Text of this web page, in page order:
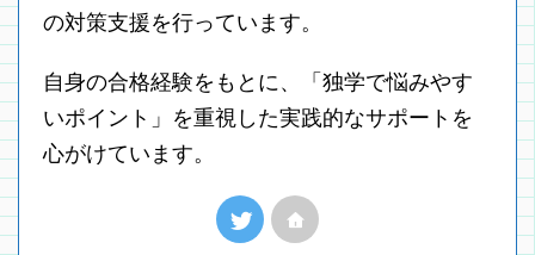
の対策支援を行っています。
自身の合格経験をもとに、「独学で悩みやす
いポイント」を重視した実践的なサポートを
心がけています。